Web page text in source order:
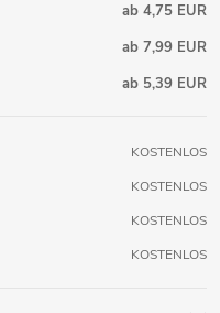
ab 4,75 EUR
ab 7,99 EUR
ab 5,39 EUR
KOSTENLOS
KOSTENLOS
KOSTENLOS
KOSTENLOS